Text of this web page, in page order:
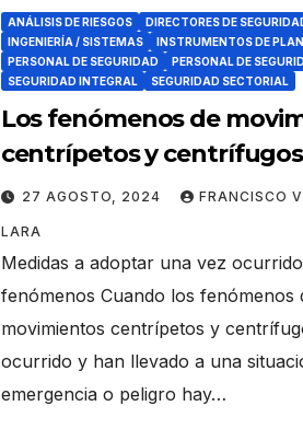
ANÁLISIS DE RIESGOS
DIRECTORES DE
INGENIERÍA / SISTEMAS
INSTRUMENTOS DE
PERSONAL DE SEGURIDAD
PERSONAL DE
SEGURIDAD INTEGRAL
SEGURIDAD SECTORIAL
Los fenómenos de
centrípetos y
escenarios de masas
Parte II
27 AGOSTO, 2024 FRANCISCO
LARA
Medidas a adoptar una vez
fenómenos Cuando los fenómenos
movimientos centrípetos y
ocurrido y han llevado a una
emergencia o peligro hay…